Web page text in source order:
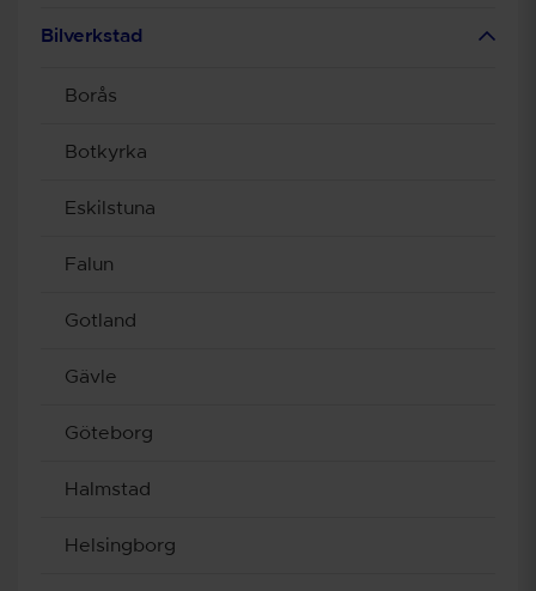
Bilverkstad
Borås
Botkyrka
Eskilstuna
Falun
Gotland
Gävle
Göteborg
Halmstad
Helsingborg